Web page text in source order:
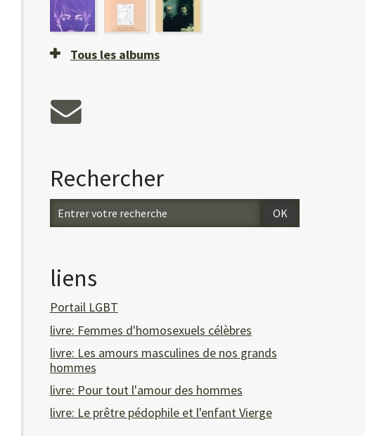
Tous les albums
Rechercher
liens
Portail LGBT
livre: Femmes d'homosexuels célèbres
livre: Les amours masculines de nos grands
hommes
livre: Pour tout l'amour des hommes
livre: Le prêtre pédophile et l'enfant Vierge